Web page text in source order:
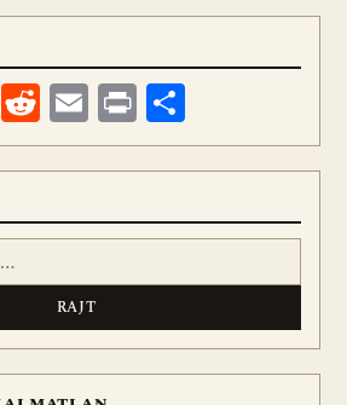
WhatsApp
Reddit
Email
Print
meg